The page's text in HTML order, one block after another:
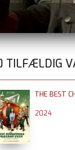
TILFÆLDIG
THE BEST
2024